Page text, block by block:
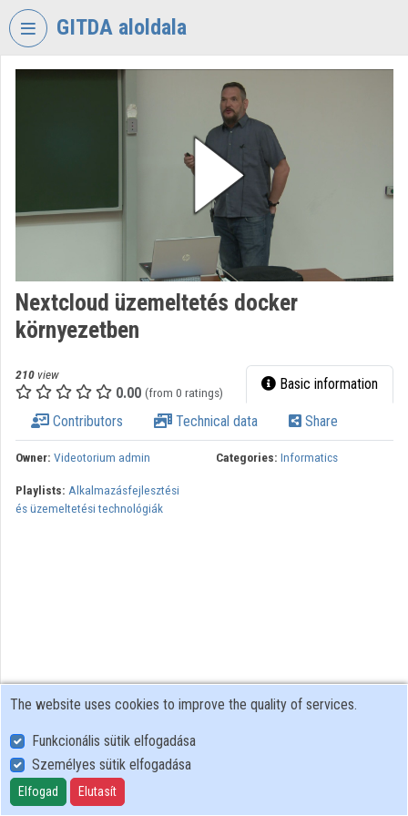
Skip header
GITDA aloldala
TORIUM
AGENCY
Organization discovery
Categories
Organizations
Contributors
Nextcloud üzemeltetés docker
környezetben
210 view
0.00 (from 0 ratings) Basic information
Contributors Technical data Share
Owner: Videotorium admin Categories: Informatics
Playlists: Alkalmazásfejlesztési
és üzemeltetési technológiák
User Policy
Adatkezelési tájékoztató (en)
Cookie Policy
The website uses cookies to improve the quality of services.
Funkcionális sütik elfogadása
Személyes sütik elfogadása
Elfogad Elutasít